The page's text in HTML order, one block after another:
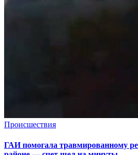
Происшествия
ГАИ помогала травмированному